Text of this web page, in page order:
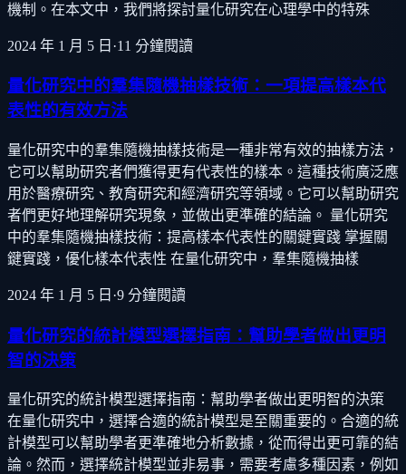
機制。在本文中，我們將探討量化研究在心理學中的特殊
2024 年 1 月 5 日 ·11 分鐘閱讀
量化研究中的羣集隨機抽樣技術：一項提高樣本代
表性的有效方法
量化研究中的羣集隨機抽樣技術是一種非常有效的抽樣方法，
它可以幫助研究者們獲得更有代表性的樣本。這種技術廣泛應
用於醫療研究、教育研究和經濟研究等領域。它可以幫助研究
者們更好地理解研究現象，並做出更準確的結論。 量化研究
中的羣集隨機抽樣技術：提高樣本代表性的關鍵實踐 掌握關
鍵實踐，優化樣本代表性 在量化研究中，羣集隨機抽樣
2024 年 1 月 5 日 ·9 分鐘閱讀
量化研究的統計模型選擇指南：幫助學者做出更明
智的決策
量化研究的統計模型選擇指南：幫助學者做出更明智的決策
在量化研究中，選擇合適的統計模型是至關重要的。合適的統
計模型可以幫助學者更準確地分析數據，從而得出更可靠的結
論。然而，選擇統計模型並非易事，需要考慮多種因素，例如